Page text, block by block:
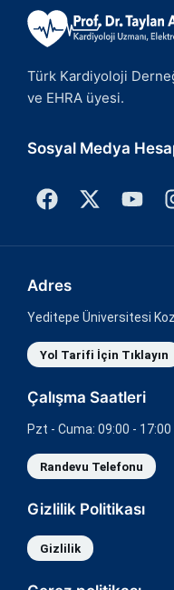
Türk Kardiyoloji
ve EHRA üyesi.
Sosyal Medya
Adres
Yeditepe Üniversitesi
Yol Tarifi İçin Tıklayın
Çalışma Saatleri
Pzt - Cuma: 09:00 -
Randevu Telefonu
Gizlilik Politikası
Gizlilik